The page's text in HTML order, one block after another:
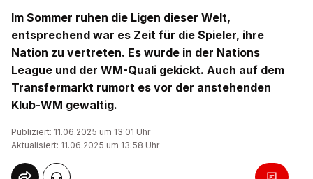
Im Sommer ruhen die Ligen dieser Welt,
entsprechend war es Zeit für die Spieler, ihre
Nation zu vertreten. Es wurde in der Nations
League und der WM-Quali gekickt. Auch auf dem
Transfermarkt rumort es vor der anstehenden
Klub-WM gewaltig.
Publiziert: 11.06.2025 um 13:01 Uhr
Aktualisiert: 11.06.2025 um 13:58 Uhr